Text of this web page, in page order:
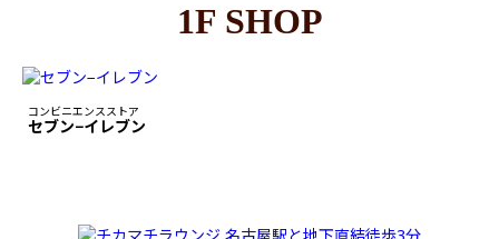
1F SHOP
コンビニエンスストア
セブン−イレブン